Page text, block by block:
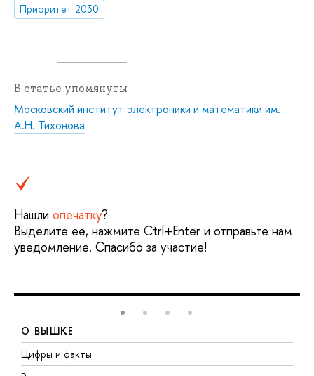
Приоритет 2030
В статье упомянуты
Московский институт электроники и математики им.
А.Н. Тихонова
Нашли опечатку?
Выделите её, нажмите Ctrl+Enter и отправьте нам
уведомление. Спасибо за участие!
О ВЫШКЕ
Цифры и факты